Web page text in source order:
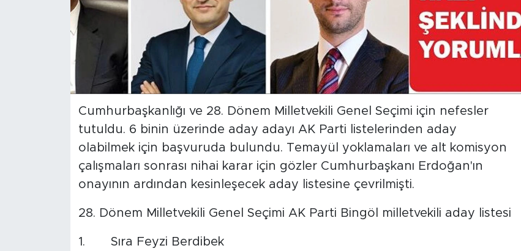
Cumhurbaşkanlığı ve 28. Dönem Milletvekili Genel Seçimi için nefesler
tutuldu. 6 binin üzerinde aday adayı AK Parti listelerinden aday
olabilmek için başvuruda bulundu. Temayül yoklamaları ve alt komisyon
çalışmaları sonrası nihai karar için gözler Cumhurbaşkanı Erdoğan'ın
onayının ardından kesinleşecek aday listesine çevrilmişti.
28. Dönem Milletvekili Genel Seçimi AK Parti Bingöl milletvekili aday listesi
1. Sıra Feyzi Berdibek
Ekonomi
Bingöl Kaza Haberleri